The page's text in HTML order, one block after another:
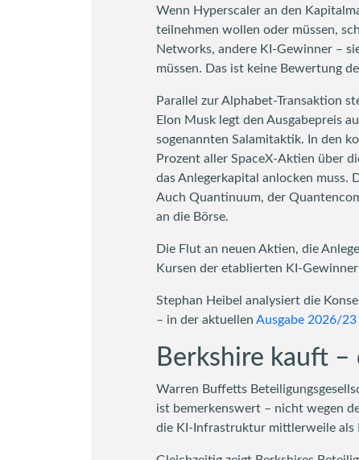
Wenn Hyperscaler an den
teilnehmen wollen oder müssen,
Networks, andere KI-Gewinner –
müssen. Das ist keine Bewertung
Parallel zur Alphabet-Transaktion
Elon Musk legt den Ausgabepreis
sogenannten Salamitaktik. In den
Prozent aller SpaceX-Aktien über
das Anlegerkapital anlocken muss.
Auch Quantinuum, der
an die Börse.
Die Flut an neuen Aktien, die
Kursen der etablierten KI-
Stephan Heibel analysiert die
– in der aktuellen Ausgabe 2026/
Berkshire kauft –
Warren Buffetts
ist bemerkenswert – nicht wegen
die KI-Infrastruktur mittlerweile